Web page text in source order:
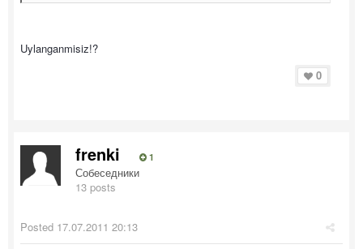
Uylanganmisiz!?
0
frenki 1
Собеседники
13 posts
Posted 17.07.2011 20:13